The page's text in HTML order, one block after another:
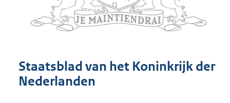
Staatsblad van het Koninkrijk der
Nederlanden